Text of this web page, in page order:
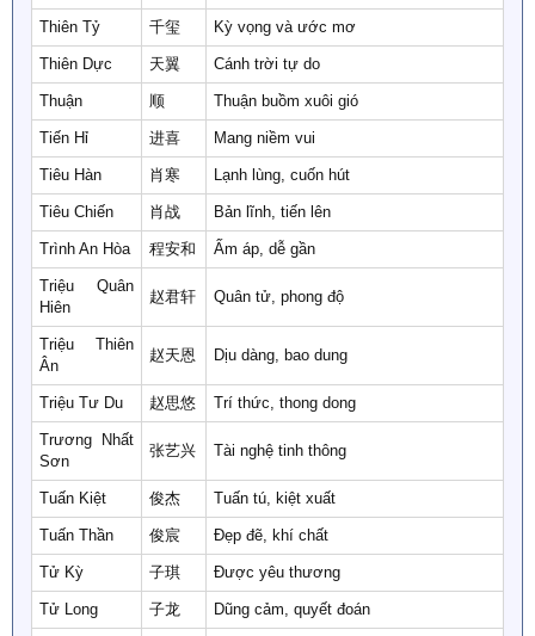
Thiên Tỷ 千玺 Kỳ vọng và ước mơ
Thiên Dực 天翼 Cánh trời tự do
Thuận 顺 Thuận buồm xuôi gió
Tiến Hỉ 进喜 Mang niềm vui
Tiêu Hàn 肖寒 Lạnh lùng, cuốn hút
Tiêu Chiến 肖战 Bản lĩnh, tiến lên
Trình An Hòa 程安和 Ấm áp, dễ gần
Triệu Quân
Hiên
赵君轩 Quân tử, phong độ
Triệu Thiên
Ân
赵天恩 Dịu dàng, bao dung
Triệu Tư Du 赵思悠 Trí thức, thong dong
Trương Nhất
Sơn
张艺兴 Tài nghệ tinh thông
Tuấn Kiệt 俊杰 Tuấn tú, kiệt xuất
Tuấn Thần 俊宸 Đẹp đẽ, khí chất
Tử Kỳ 子琪 Được yêu thương
Tử Long 子龙 Dũng cảm, quyết đoán